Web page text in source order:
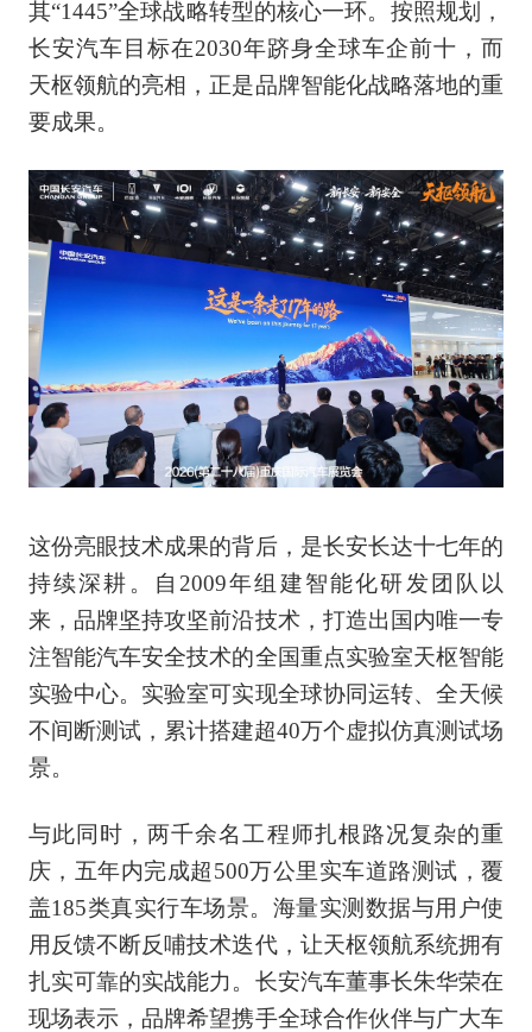
其“1445”全球战略转型的核心一环。按照规划，
长安汽车目标在2030年跻身全球车企前十，而
天枢领航的亮相，正是品牌智能化战略落地的重
要成果。
这份亮眼技术成果的背后，是长安长达十七年的
持续深耕。自2009年组建智能化研发团队以
来，品牌坚持攻坚前沿技术，打造出国内唯一专
注智能汽车安全技术的全国重点实验室天枢智能
实验中心。实验室可实现全球协同运转、全天候
不间断测试，累计搭建超40万个虚拟仿真测试场
景。
与此同时，两千余名工程师扎根路况复杂的重
庆，五年内完成超500万公里实车道路测试，覆
盖185类真实行车场景。海量实测数据与用户使
用反馈不断反哺技术迭代，让天枢领航系统拥有
扎实可靠的实战能力。长安汽车董事长朱华荣在
现场表示，品牌希望携手全球合作伙伴与广大车